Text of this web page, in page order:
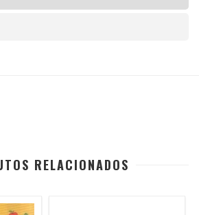
RELACIONADOS